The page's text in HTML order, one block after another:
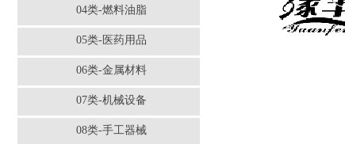
04类-燃料油脂
05类-医药用品
06类-金属材料
07类-机械设备
08类-手工器械